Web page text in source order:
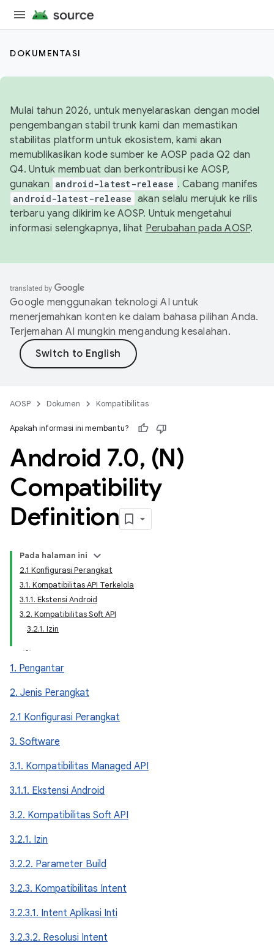
DOKUMENTASI
Mulai tahun 2026, untuk menyelaraskan dengan model
pengembangan stabil trunk kami dan memastikan
stabilitas platform untuk ekosistem, kami akan
memublikasikan kode sumber ke AOSP pada Q2 dan
Q4. Untuk membuat dan berkontribusi ke AOSP,
gunakan android-latest-release . Cabang manifes
android-latest-release akan selalu merujuk ke rilis
terbaru yang dikirim ke AOSP. Untuk mengetahui
informasi selengkapnya, lihat Perubahan pada AOSP.
Google menggunakan teknologi AI untuk
menerjemahkan konten ke dalam bahasa pilihan Anda.
Terjemahan AI mungkin mengandung kesalahan.
AOSP Dokumen Kompatibilitas
Apakah informasi ini membantu?
Android 7.0, (N)
Compatibility
Definition
Pada halaman ini
2.1 Konfigurasi Perangkat
3.1. Kompatibilitas API Terkelola
3.1.1. Ekstensi Android
3.2. Kompatibilitas Soft API
3.2.1. Izin
1. Pengantar
2. Jenis Perangkat
2.1 Konfigurasi Perangkat
3. Software
3.1. Kompatibilitas Managed API
3.1.1. Ekstensi Android
3.2. Kompatibilitas Soft API
3.2.1. Izin
3.2.2. Parameter Build
3.2.3. Kompatibilitas Intent
3.2.3.1. Intent Aplikasi Inti
3.2.3.2. Resolusi Intent